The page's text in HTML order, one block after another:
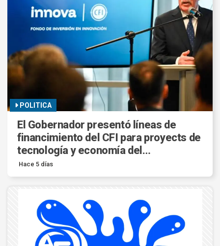
POLITICA
El Gobernador presentó líneas de
financimiento del CFI para proyects de
tecnología y economía del
conocimiento.
Hace 5 días